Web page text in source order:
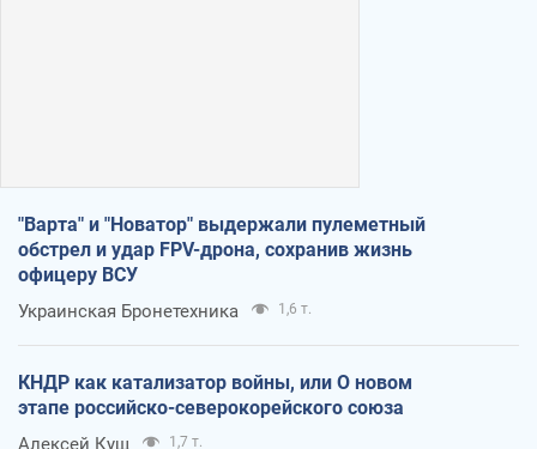
"Варта" и "Новатор" выдержали пулеметный
обстрел и удар FPV-дрона, сохранив жизнь
офицеру ВСУ
Украинская Бронетехника 1,6 т.
КНДР как катализатор войны, или О новом
этапе российско-северокорейского союза
Алексей Кущ 1,7 т.